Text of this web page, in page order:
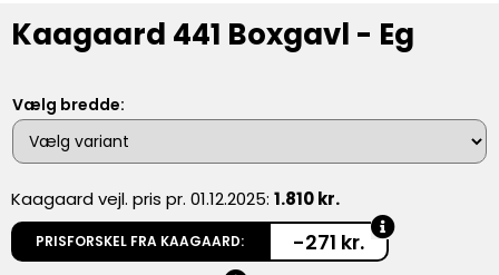
Kaagaard 441 Boxgavl - Eg
Vælg bredde:
Kaagaard vejl. pris pr. 01.12.2025: 1.810 kr.
PRISFORSKEL FRA KAAGAARD: -271 kr.